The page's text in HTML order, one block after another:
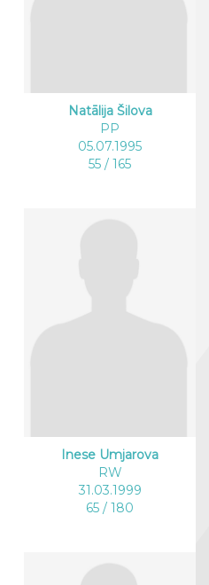
Natālija Šilova
PP
05.07.1995
55 / 165
Inese Umjarova
RW
31.03.1999
65 / 180